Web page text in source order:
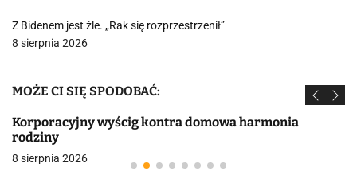
Z Bidenem jest źle. „Rak się rozprzestrzenił”
8 sierpnia 2026
MOŻE CI SIĘ SPODOBAĆ:
Korporacyjny wyścig kontra domowa harmonia
rodziny
8 sierpnia 2026